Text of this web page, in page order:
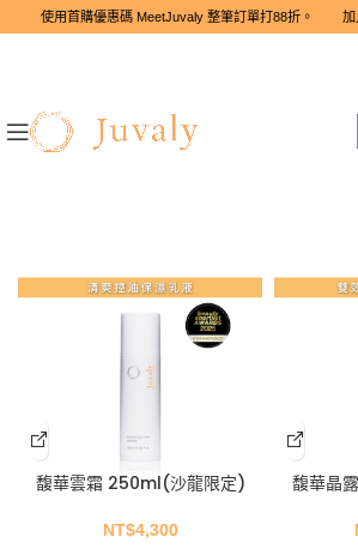
使用首購優惠碼 MeetJuvaly 整筆訂單
馥華雲霜 250ml(沙龍限定)
NT$4,300
馥華晶